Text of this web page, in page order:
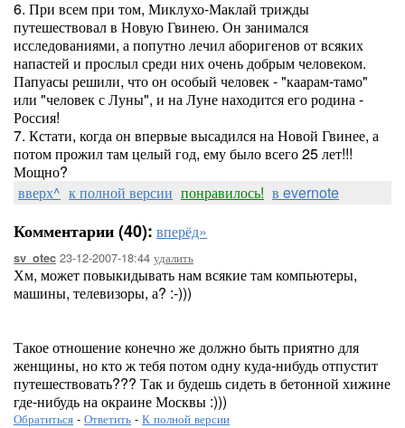
6. При всем при том, Миклухо-Маклай трижды
путешествовал в Новую Гвинею. Он занимался
исследованиями, а попутно лечил аборигенов от всяких
напастей и прослыл среди них очень добрым человеком.
Папуасы решили, что он особый человек - "каарам-тамо"
или "человек с Луны", и на Луне находится его родина -
Россия!
7. Кстати, когда он впервые высадился на Новой Гвинее, а
потом прожил там целый год, ему было всего 25 лет!!!
Мощно?
вверх^ к полной версии понравилось! в evernote
Комментарии (40): вперёд»
sv_otec 23-12-2007-18:44 удалить
Хм, может повыкидывать нам всякие там компьютеры,
машины, телевизоры, а? :-)))
Такое отношение конечно же должно быть приятно для
женщины, но кто ж тебя потом одну куда-нибудь отпустит
путешествовать??? Так и будешь сидеть в бетонной хижине
где-нибудь на окраине Москвы :)))
Обратиться - Ответить - К полной версии